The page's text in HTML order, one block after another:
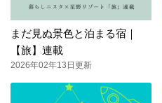
まだ見ぬ景色と泊まる宿｜
【旅】連載
2026年02年13日更新